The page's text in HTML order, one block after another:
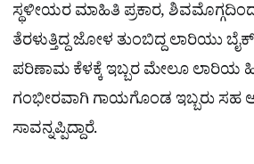
ಸ್ಥಳೀಯರ ಮಾಹಿತಿ ಪ್ರಕಾರ,
ತೆರಳುತ್ತಿದ್ದ ಜೋಳ ತುಂಬಿದ್ದ ಲಾರಿಯು
ಪರಿಣಾಮ ಕೆಳಕ್ಕೆ ಇಬ್ಬರ ಮೇಲೂ ಲಾರಿಯ
ಗಂಭೀರವಾಗಿ ಗಾಯಗೊಂಡ ಇಬ್ಬರು ಸಹ
ಸಾವನ್ನಪ್ಪಿದ್ದಾರೆ.